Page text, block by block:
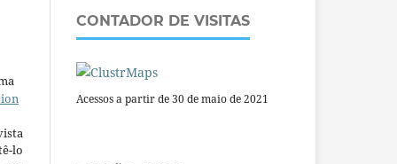
lo
CONTADOR DE VISITAS
Acessos a partir de 30 de maio de 2021